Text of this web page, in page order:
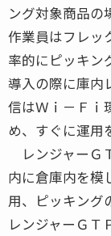
ング対象商品の
作業員はフレッ
率的にピッキン
導入の際に庫内
信はＷｉ－Ｆｉ
め、すぐに運用
レンジャーＧ
内に倉庫内を模
用、ピッキング
レンジャーＧＴ